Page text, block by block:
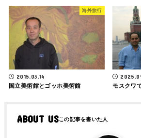
海外旅行
2015.03.14
国立美術館とゴッホ美術館 モスクワ
ABOUT US